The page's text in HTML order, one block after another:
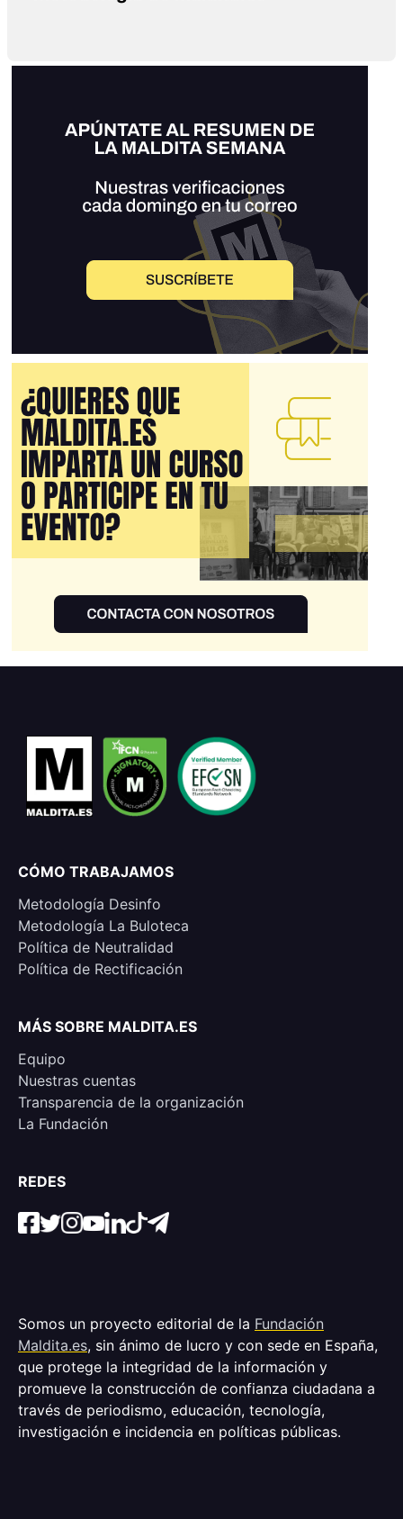
CÓMO TRABAJAMOS
Metodología Desinfo
Metodología La Buloteca
Política de Neutralidad
Política de Rectificación
MÁS SOBRE MALDITA.ES
Equipo
Nuestras cuentas
Transparencia de la organización
La Fundación
REDES
Somos un proyecto editorial de la Fundación
Maldita.es, sin ánimo de lucro y con sede en España,
que protege la integridad de la información y
promueve la construcción de confianza ciudadana a
través de periodismo, educación, tecnología,
investigación e incidencia en políticas públicas.